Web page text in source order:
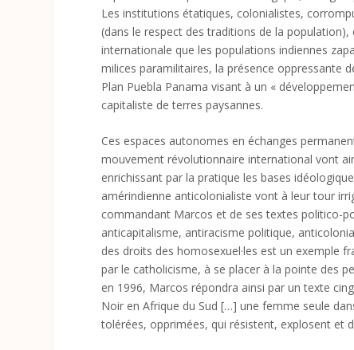
Les institutions étatiques, colonialistes,
(dans le respect des traditions de la population),
internationale que les populations indiennes
milices paramilitaires, la présence oppressante
Plan Puebla Panama visant à un «
capitaliste de terres paysannes.
Ces espaces autonomes en échanges
mouvement révolutionnaire international vont
enrichissant par la pratique les bases
amérindienne anticolonialiste vont à leur tour
commandant Marcos et de ses textes politico-
anticapitalisme, antiracisme politique,
des droits des homosexuel·les est un exemple
par le catholicisme, à se placer à la pointe des
en 1996, Marcos répondra ainsi par un texte
Noir en Afrique du Sud […] une femme seule
tolérées, opprimées, qui résistent, explosent et